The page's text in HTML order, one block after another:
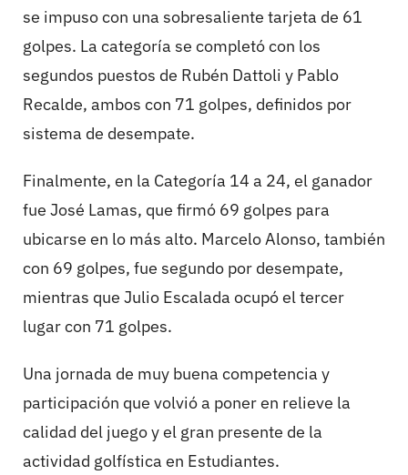
se impuso con una sobresaliente tarjeta de 61
golpes. La categoría se completó con los
segundos puestos de Rubén Dattoli y Pablo
Recalde, ambos con 71 golpes, definidos por
sistema de desempate.
Finalmente, en la Categoría 14 a 24, el ganador
fue José Lamas, que firmó 69 golpes para
ubicarse en lo más alto. Marcelo Alonso, también
con 69 golpes, fue segundo por desempate,
mientras que Julio Escalada ocupó el tercer
lugar con 71 golpes.
Una jornada de muy buena competencia y
participación que volvió a poner en relieve la
calidad del juego y el gran presente de la
actividad golfística en Estudiantes.